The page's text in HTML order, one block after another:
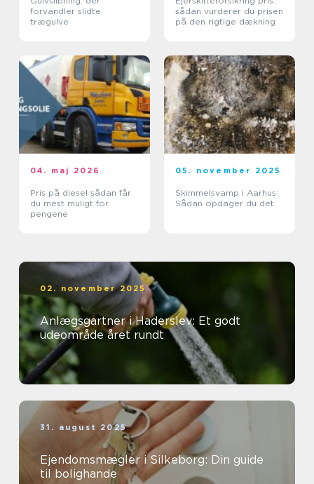
forvandler slidte
trægulve
sådan vurderer du prisen
på den rigtige dækning
04. maj 2026
Pris på diesel sådan får
du mest muligt for
pengene
05. november 2025
Skimmelsvamp i Aarhus:
Sådan opdager du det
02. november 2025
Anlægsgartner i Haderslev: Et godt
udeområde året rundt
31. august 2025
Ejendomsmægler i Silkeborg: Din guide
til bolighande